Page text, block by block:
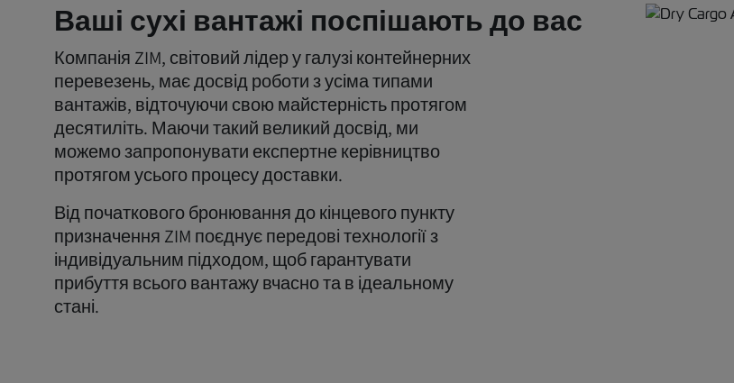
Ваші сухі вантажі поспішають до вас
Компанія ZIM, світовий лідер у галузі контейнерних
перевезень, має досвід роботи з усіма типами
вантажів, відточуючи свою майстерність протягом
десятиліть. Маючи такий великий досвід, ми
можемо запропонувати експертне керівництво
протягом усього процесу доставки.
Від початкового бронювання до кінцевого пункту
призначення ZIM поєднує передові технології з
індивідуальним підходом, щоб гарантувати
прибуття всього вантажу вчасно та в ідеальному
стані.